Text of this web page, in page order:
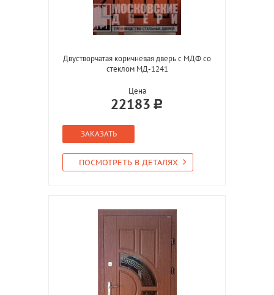
Двустворчатая коричневая дверь с МДФ со
стеклом МД-1241
Цена
22183
ЗАКАЗАТЬ
ПОСМОТРЕТЬ В ДЕТАЛЯХ